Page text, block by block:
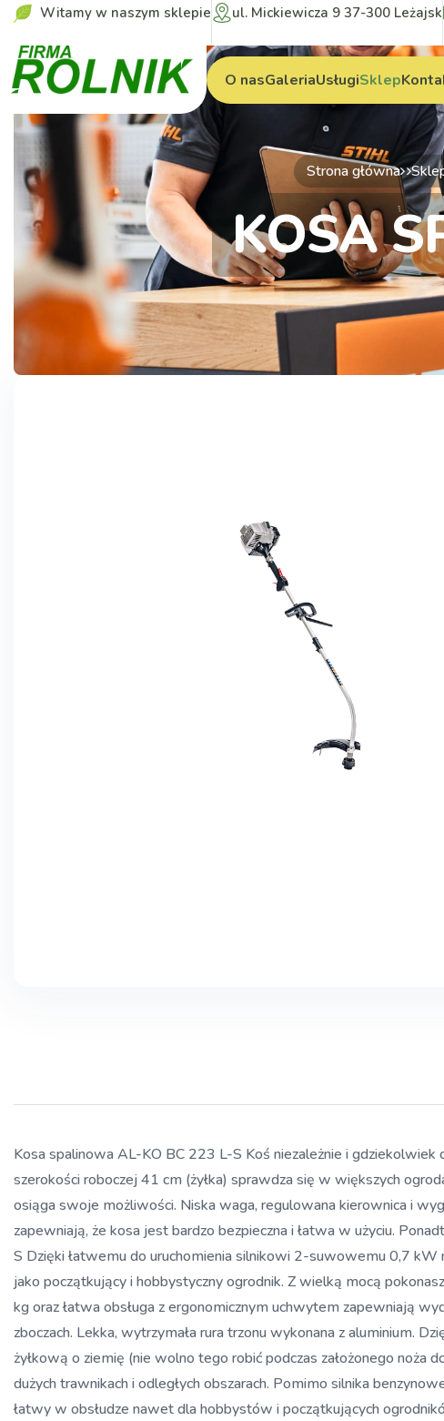
Witamy w naszym sklepie ul. Mickiewicza 9 37-300 Leżajsk
O nasGaleriaUsługiSklep
Strona główna
KOSA
Kosa spalinowa AL-KO BC 223 L-S Koś niezależnie i
szerokości roboczej 41 cm (żyłka) sprawdza się w większych
osiąga swoje możliwości. Niska waga, regulowana kierownica i
zapewniają, że kosa jest bardzo bezpieczna i łatwa w użyciu.
S Dzięki łatwemu do uruchomienia silnikowi 2-suwowemu 0,7
jako początkujący i hobbystyczny ogrodnik. Z wielką mocą
kg oraz łatwa obsługa z ergonomicznym uchwytem zapewniają
zboczach. Lekka, wytrzymała rura trzonu wykonana z aluminium.
żyłkową o ziemię (nie wolno tego robić podczas założonego noża
dużych trawnikach i odległych obszarach. Pomimo silnika
łatwy w obsłudze nawet dla hobbystów i początkujących